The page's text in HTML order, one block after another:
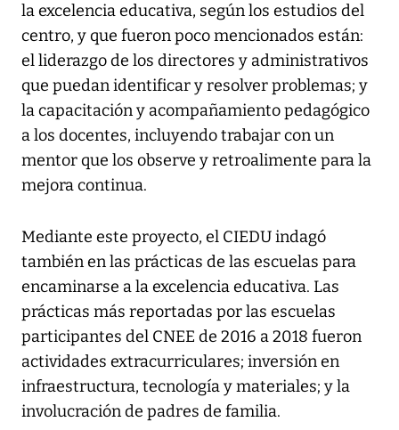
la excelencia educativa, según los estudios del
centro, y que fueron poco mencionados están:
el liderazgo de los directores y administrativos
que puedan identificar y resolver problemas; y
la capacitación y acompañamiento pedagógico
a los docentes, incluyendo trabajar con un
mentor que los observe y retroalimente para la
mejora continua.
Mediante este proyecto, el CIEDU indagó
también en las prácticas de las escuelas para
encaminarse a la excelencia educativa. Las
prácticas más reportadas por las escuelas
participantes del CNEE de 2016 a 2018 fueron
actividades extracurriculares; inversión en
infraestructura, tecnología y materiales; y la
involucración de padres de familia.